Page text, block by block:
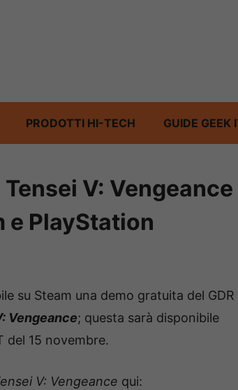
PRODOTTI HI-TECH GUIDE GEEK
V: Vengeance
e PlayStation
su Steam una demo gratuita del GDR
Vengeance; ​questa sarà disponibile
del 15 novembre.
V: Vengeance qui: